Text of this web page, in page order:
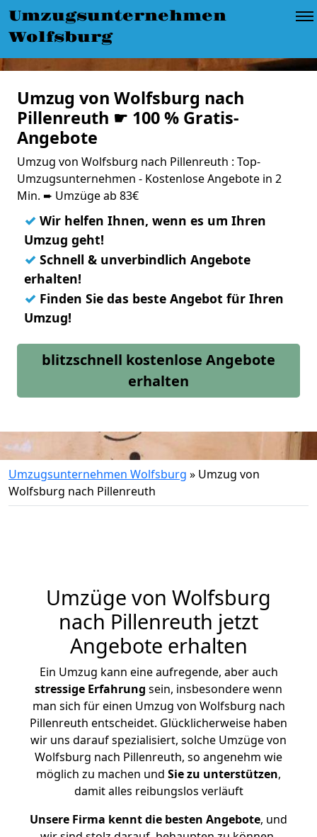
Umzugsunternehmen
Wolfsburg
Umzug von Wolfsburg nach
Pillenreuth ☛ 100 % Gratis-
Angebote
Umzug von Wolfsburg nach Pillenreuth : Top-
Umzugsunternehmen - Kostenlose Angebote in 2
Min. ➨ Umzüge ab 83€
✓ Wir helfen Ihnen, wenn es um Ihren
Umzug geht!
✓ Schnell & unverbindlich Angebote
erhalten!
✓ Finden Sie das beste Angebot für Ihren
Umzug!
blitzschnell kostenlose Angebote
erhalten
Umzugsunternehmen Wolfsburg » Umzug von
Wolfsburg nach Pillenreuth
Umzüge von Wolfsburg
nach Pillenreuth jetzt
Angebote erhalten
Ein Umzug kann eine aufregende, aber auch
stressige Erfahrung sein, insbesondere wenn
man sich für einen Umzug von Wolfsburg nach
Pillenreuth entscheidet. Glücklicherweise haben
wir uns darauf spezialisiert, solche Umzüge von
Wolfsburg nach Pillenreuth, so angenehm wie
möglich zu machen und Sie zu unterstützen,
damit alles reibungslos verläuft
Unsere Firma kennt die besten Angebote, und